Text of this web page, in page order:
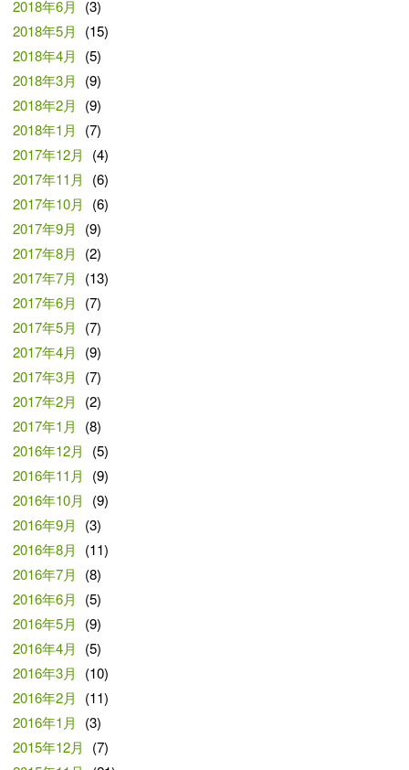
2018年6月
(3)
2018年5月
(15)
2018年4月
(5)
2018年3月
(9)
2018年2月
(9)
2018年1月
(7)
2017年12月
(4)
2017年11月
(6)
2017年10月
(6)
2017年9月
(9)
2017年8月
(2)
2017年7月
(13)
2017年6月
(7)
2017年5月
(7)
2017年4月
(9)
2017年3月
(7)
2017年2月
(2)
2017年1月
(8)
2016年12月
(5)
2016年11月
(9)
2016年10月
(9)
2016年9月
(3)
2016年8月
(11)
2016年7月
(8)
2016年6月
(5)
2016年5月
(9)
2016年4月
(5)
2016年3月
(10)
2016年2月
(11)
2016年1月
(3)
2015年12月
(7)